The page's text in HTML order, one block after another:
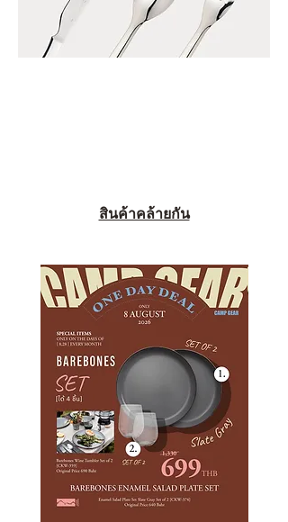
อ่านต่อเรื่องการรับประกันสินค้าได้
ตรงนี้
สินค้าคล้ายกัน